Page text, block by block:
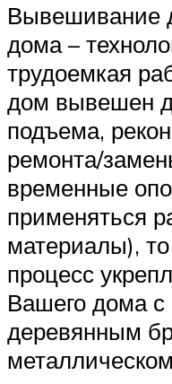
Вывешивание
дома –
трудоемкая
дом вывешен
подъема,
ремонта/
временные
применяться
материалы), то
процесс
Вашего дома
деревянным